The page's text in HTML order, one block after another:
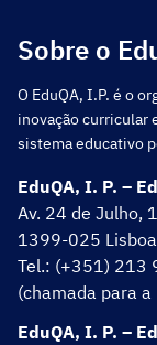
Sobre o
O EduQA, I.P. é o
inovação curricular
sistema educativo
EduQA, I. P. –
Av. 24 de Julho,
1399-025 Lisboa
Tel.: (+351) 213
(chamada para
EduQA, I. P. –